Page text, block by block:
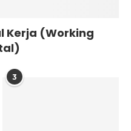
Kerja (Working
3